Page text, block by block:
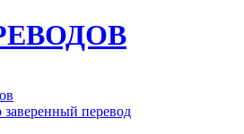
заверенный перевод